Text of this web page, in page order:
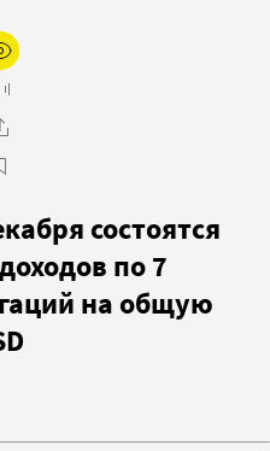
состоятся
по 7
на общую